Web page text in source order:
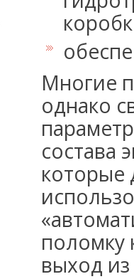
Многие
однако
состава
которые
поломку
выход из